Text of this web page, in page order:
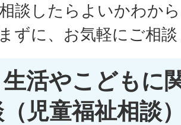
相談したらよいかわか
ずに、お気軽にご相
活やこどもに
児童福祉相談